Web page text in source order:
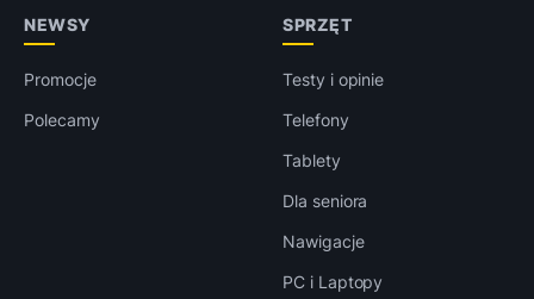
NEWSY
Promocje
Polecamy
SPRZĘT
Testy i opinie
Telefony
Tablety
Dla seniora
Nawigacje
PC i Laptopy